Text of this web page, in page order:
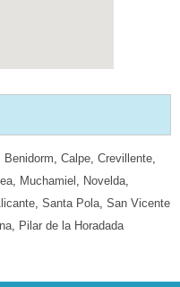
Benidorm Calpe Crevillente
Muchamiel Novelda
Santa Pola San Vicente
Pilar de la Horadada